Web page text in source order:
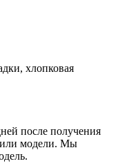
хлопковая
после получения
или модели. Мы